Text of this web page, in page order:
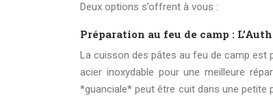
Deux options s’offrent à vous :
Préparation au feu de camp :
La cuisson des pâtes au feu de camp est
acier inoxydable pour une meilleure
*guanciale* peut être cuit dans une petite